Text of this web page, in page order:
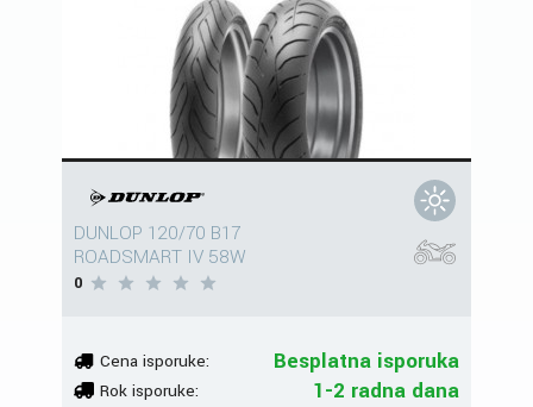
DUNLOP 120/70 B17
ROADSMART IV 58W
0
Cena isporuke: Besplatna isporuka
Rok isporuke: 1-2 radna dana